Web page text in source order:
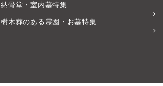
納骨堂・室内墓特集
樹木葬のある霊園・お墓特集